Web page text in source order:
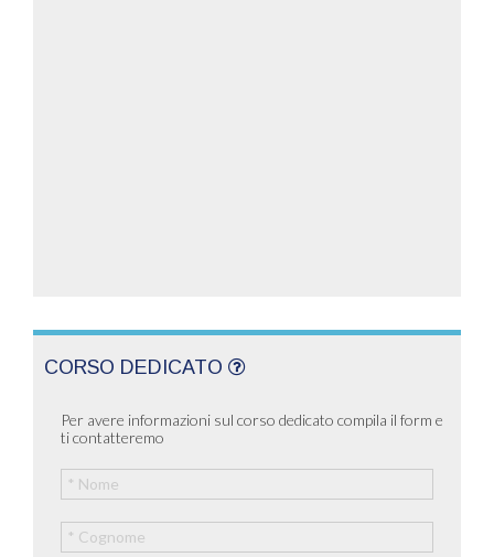
CORSO DEDICATO
Per avere informazioni sul corso dedicato compila il form e
ti contatteremo